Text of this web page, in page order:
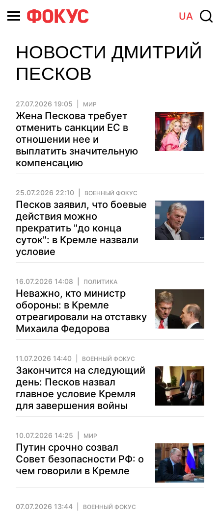
UA
НОВОСТИ ДМИТРИЙ
ПЕСКОВ
27.07.2026 19:05 МИР
Жена Пескова требует
отменить санкции ЕС в
отношении нее и
выплатить значительную
компенсацию
25.07.2026 22:10 ВОЕННЫЙ ФОКУС
Песков заявил, что боевые
действия можно
прекратить "до конца
суток": в Кремле назвали
условие
16.07.2026 14:08 ПОЛИТИКА
Неважно, кто министр
обороны: в Кремле
отреагировали на отставку
Михаила Федорова
11.07.2026 14:40 ВОЕННЫЙ ФОКУС
Закончится на следующий
день: Песков назвал
главное условие Кремля
для завершения войны
10.07.2026 14:25 МИР
Путин срочно созвал
Совет безопасности РФ: о
чем говорили в Кремле
07.07.2026 13:44 ВОЕННЫЙ ФОКУС